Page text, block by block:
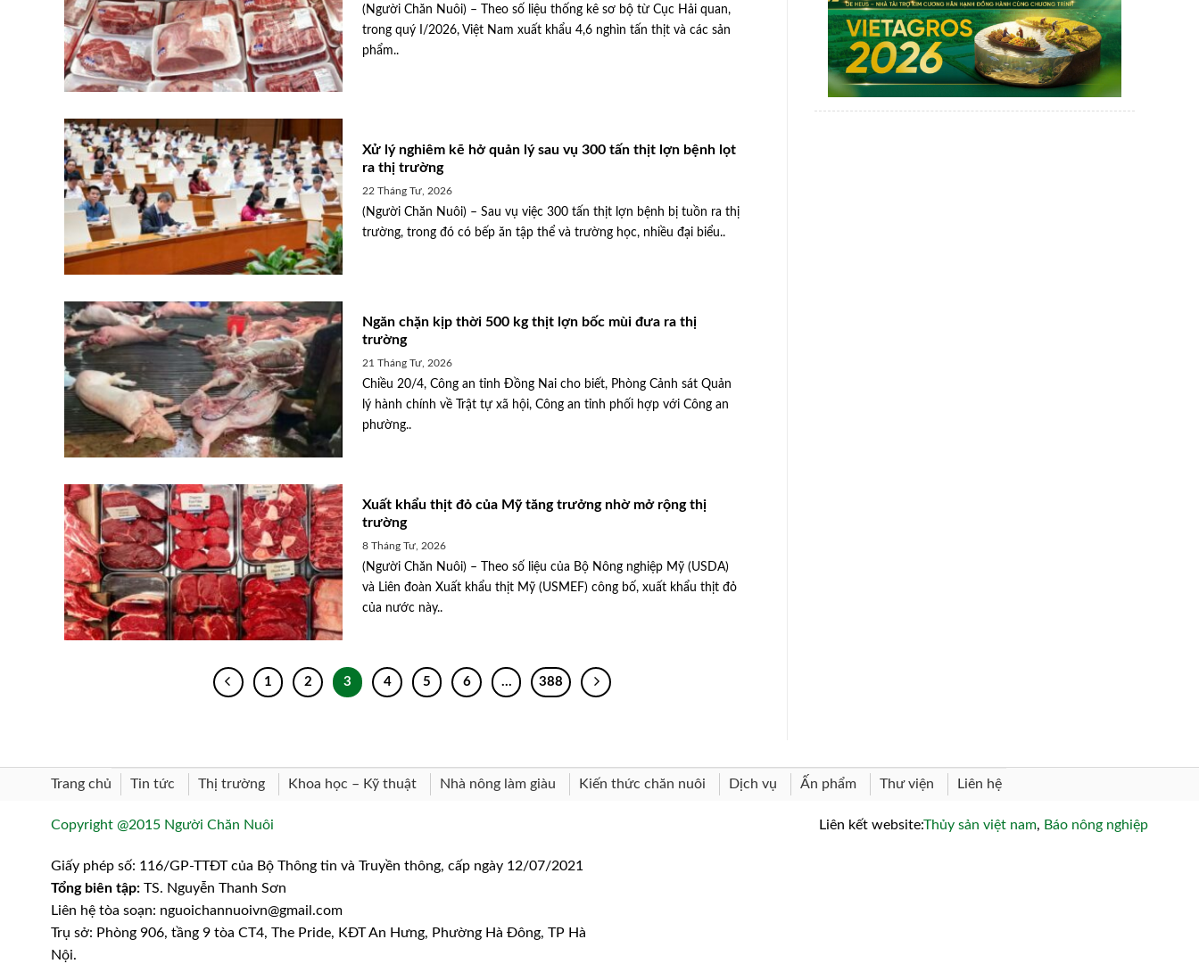
(Người Chăn Nuôi) – Theo số liệu thống kê sơ bộ từ Cục Hải quan,
trong quý I/2026, Việt Nam xuất khẩu 4,6 nghìn tấn thịt và các sản
phẩm..
Xử lý nghiêm kẽ hở quản lý sau vụ 300 tấn thịt lợn bệnh lọt
ra thị trường
22 Tháng Tư, 2026
(Người Chăn Nuôi) – Sau vụ việc 300 tấn thịt lợn bệnh bị tuồn ra thị
trường, trong đó có bếp ăn tập thể và trường học, nhiều đại biểu..
Ngăn chặn kịp thời 500 kg thịt lợn bốc mùi đưa ra thị
trường
21 Tháng Tư, 2026
Chiều 20/4, Công an tỉnh Đồng Nai cho biết, Phòng Cảnh sát Quản
lý hành chính về Trật tự xã hội, Công an tỉnh phối hợp với Công an
phường..
Xuất khẩu thịt đỏ của Mỹ tăng trưởng nhờ mở rộng thị
trường
8 Tháng Tư, 2026
(Người Chăn Nuôi) – Theo số liệu của Bộ Nông nghiệp Mỹ (USDA)
và Liên đoàn Xuất khẩu thịt Mỹ (USMEF) công bố, xuất khẩu thịt đỏ
của nước này..
1 2 3 4 5 6 … 388
Trang chủ Tin tức Thị trường Khoa học – Kỹ thuật Nhà nông làm giàu Kiến thức chăn nuôi Dịch vụ Ấn phẩm Thư viện Liên hệ
Copyright @2015 Người Chăn Nuôi
Giấy phép số: 116/GP-TTĐT của Bộ Thông tin và Truyền thông, cấp ngày 12/07/2021
Tổng biên tập: TS. Nguyễn Thanh Sơn
Liên hệ tòa soạn: nguoichannuoivn@gmail.com
Trụ sở: Phòng 906, tầng 9 tòa CT4, The Pride, KĐT An Hưng, Phường Hà Đông, TP Hà
Nội.
Liên kết website:Thủy sản việt nam, Báo nông nghiệp